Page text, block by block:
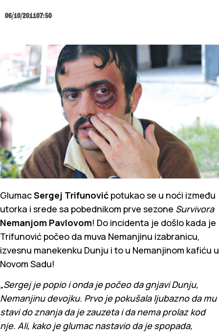
06/10/201107:50
GlumacSergej Trifunović potukao se u noći između
utorka i srede sa pobednikom prve sezone Survivora
Nemanjom Pavlovom! Do incidenta je došlo kada je
Trifunović počeo da muva Nemanjinu izabranicu,
izvesnu manekenku Dunju i to u Nemanjinom kafiću u
Novom Sadu!
„Sergej je popio i onda je počeo da gnjavi Dunju,
Nemanjinu devojku. Prvo je pokušala ljubazno da mu
stavi do znanja da je zauzeta i da nema prolaz kod
nje. Ali, kako je glumac nastavio da je spopada,